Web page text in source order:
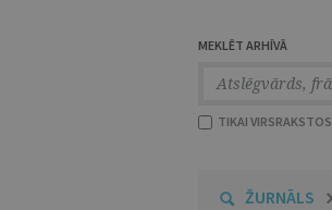
MEKLĒT ARHĪVĀ
TIKAI VIRSRAKSTOS
ŽURNĀLS